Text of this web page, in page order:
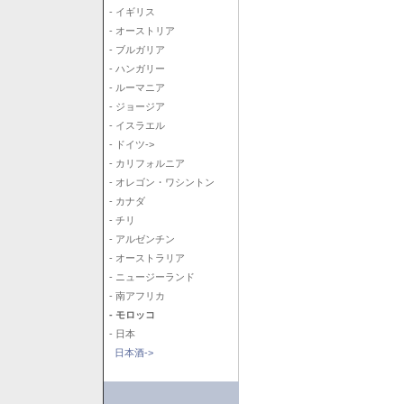
- イギリス
- オーストリア
- ブルガリア
- ハンガリー
- ルーマニア
- ジョージア
- イスラエル
- ドイツ->
- カリフォルニア
- オレゴン・ワシントン
- カナダ
- チリ
- アルゼンチン
- オーストラリア
- ニュージーランド
- 南アフリカ
- モロッコ
- 日本
日本酒->